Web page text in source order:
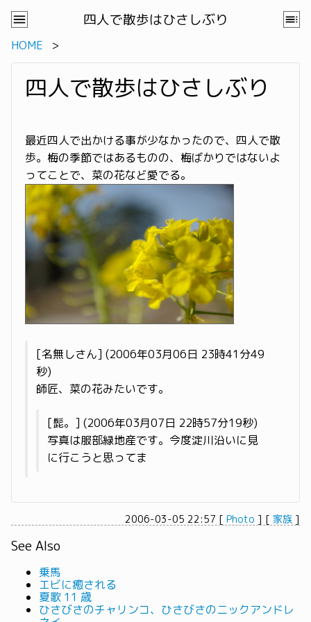
四人で散歩はひさしぶり
HOME
四人で散歩はひさしぶり
最近四人で出かける事が少なかったので、四人で散
歩。梅の季節ではあるものの、梅ばかりではないよ
ってことで、菜の花など愛でる。
[名無しさん] (2006年03月06日 23時41分49
秒)
師匠、菜の花みたいです。
[髭。] (2006年03月07日 22時57分19秒)
写真は服部緑地産です。今度淀川沿いに見
に行こうと思ってま
2006-03-05 22:57 [ Photo ] [ 家族 ]
See Also
乗馬
エビに癒される
夏歌 11 歳
ひさびさのチャリンコ、ひさびさのニックアンドレ